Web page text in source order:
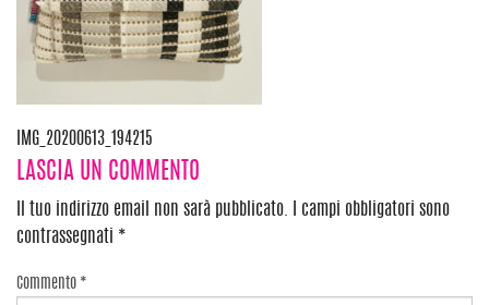
Navigazione
articoli
IMG_20200613_194215
LASCIA UN COMMENTO
Il tuo indirizzo email non sarà pubblicato.
I campi obbligatori sono
contrassegnati *
Commento *